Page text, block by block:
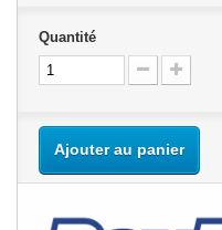
Quantité
Ajouter au panier